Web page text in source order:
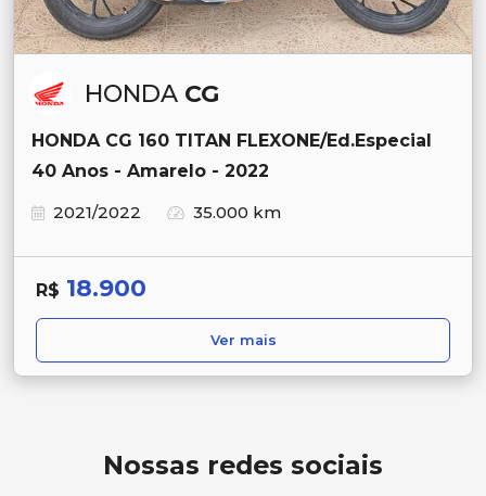
HONDA CG
HONDA CG 160 TITAN FLEXONE/Ed.Especial
40 Anos - Amarelo - 2022
2021/2022
35.000 km
R$ 18.900
Ver mais
Nossas redes sociais